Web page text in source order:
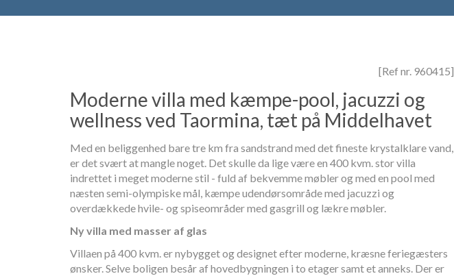
[Ref nr. 960415]
Moderne villa med kæmpe-pool, jacuzzi og
wellness ved Taormina, tæt på Middelhavet
Med en beliggenhed bare tre km fra sandstrand med det fineste krystalklare vand,
er det svært at mangle noget. Det skulle da lige være en 400 kvm. stor villa
indrettet i meget moderne stil - fuld af bekvemme møbler og med en pool med
næsten semi-olympiske mål, kæmpe udendørsområde med jacuzzi og
overdækkede hvile- og spiseområder med gasgrill og lækre møbler.
Ny villa med masser af glas
Villaen på 400 kvm. er nybygget og designet efter moderne, kræsne feriegæsters
ønsker. Selve boligen besår af hovedbygningen i to etager samt et anneks. Der er